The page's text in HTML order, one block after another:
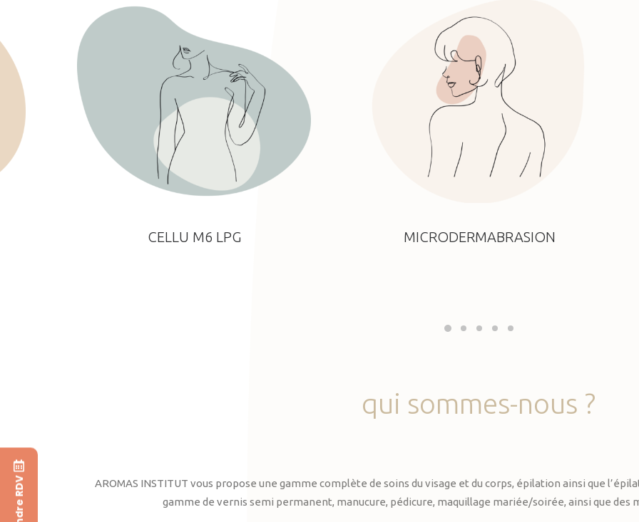
CELLU M6 LPG MICRODERMABRASION
qui sommes-nous ?
AROMAS INSTITUT vous propose une gamme complète de soins du visage et du corps, épilation ainsi que
gamme de vernis semi permanent, manucure, pédicure, maquillage mariée/soirée, ainsi que des